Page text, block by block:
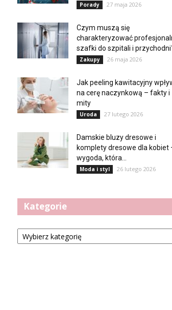
Porady 27 maja 2026
Czym muszą się
charakteryzować
szafki do szpitali i
Zakupy 26 maja 2026
Jak peeling kawitacyjny
na cerę naczynkową – fakty i
mity
Uroda 27 lutego 2026
Damskie bluzy dresowe i
komplety dresowe dla kobiet
wygoda, która...
Moda i styl 26 lutego 2026
Kategorie
Kategorie